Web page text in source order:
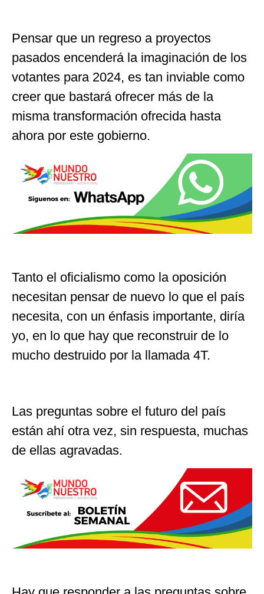
Pensar que un regreso a proyectos
pasados encenderá la imaginación de los
votantes para 2024, es tan inviable como
creer que bastará ofrecer más de la
misma transformación ofrecida hasta
ahora por este gobierno.
Tanto el oficialismo como la oposición
necesitan pensar de nuevo lo que el país
necesita, con un énfasis importante, diría
yo, en lo que hay que reconstruir de lo
mucho destruido por la llamada 4T.
Las preguntas sobre el futuro del país
están ahí otra vez, sin respuesta, muchas
de ellas agravadas.